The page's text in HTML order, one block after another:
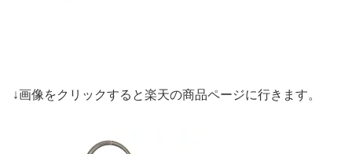
↓画像をクリックすると楽天の商品ページに行きます。